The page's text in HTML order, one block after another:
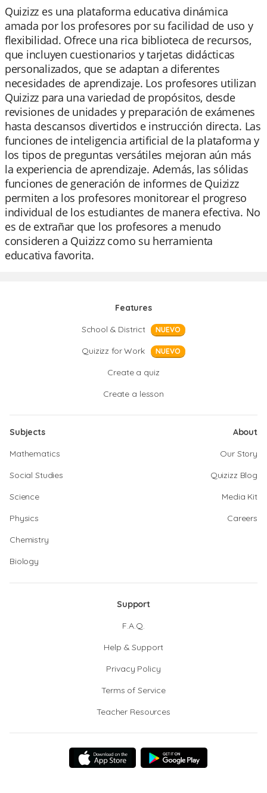
Quizizz es una plataforma educativa dinámica
amada por los profesores por su facilidad de uso y
flexibilidad. Ofrece una rica biblioteca de recursos,
que incluyen cuestionarios y tarjetas didácticas
personalizados, que se adaptan a diferentes
necesidades de aprendizaje. Los profesores utilizan
Quizizz para una variedad de propósitos, desde
revisiones de unidades y preparación de exámenes
hasta descansos divertidos e instrucción directa. Las
funciones de inteligencia artificial de la plataforma y
los tipos de preguntas versátiles mejoran aún más
la experiencia de aprendizaje. Además, las sólidas
funciones de generación de informes de Quizizz
permiten a los profesores monitorear el progreso
individual de los estudiantes de manera efectiva. No
es de extrañar que los profesores a menudo
consideren a Quizizz como su herramienta
educativa favorita.
Features
School & District
NUEVO
Quizizz for Work NUEVO
Create a quiz
Create a lesson
Subjects
Mathematics
Social Studies
Science
Physics
Chemistry
Biology
About
Our Story
Quizizz Blog
Media Kit
Careers
Support
F.A.Q.
Help & Support
Privacy Policy
Terms of Service
Teacher Resources